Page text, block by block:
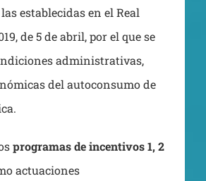
establecidas en el Real
de 5 de abril, por el que se
administrativas,
del autoconsumo de
programas de incentivos 1, 2
actuaciones